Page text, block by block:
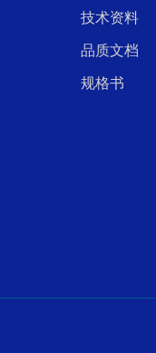
技术资料
品质文档
规格书